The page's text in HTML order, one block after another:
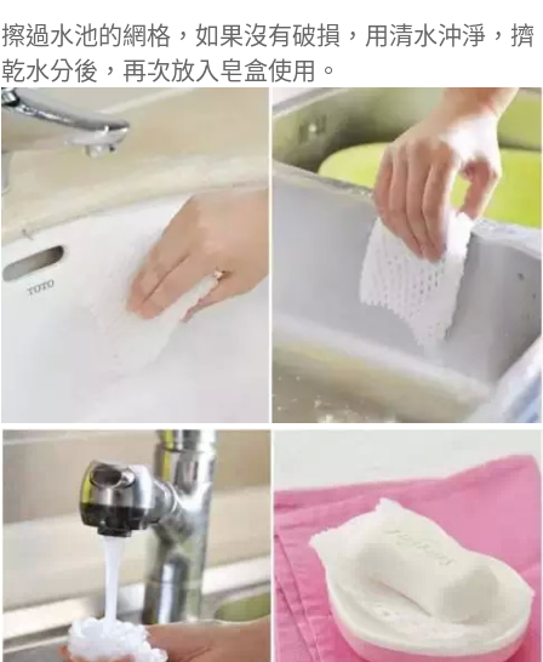
擦過水池的網格，如果沒有破損，用清水沖淨，擠
乾水分後，再次放入皂盒使用。